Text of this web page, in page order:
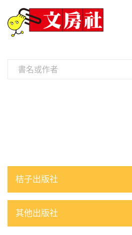
桔子出版社
其他出版社